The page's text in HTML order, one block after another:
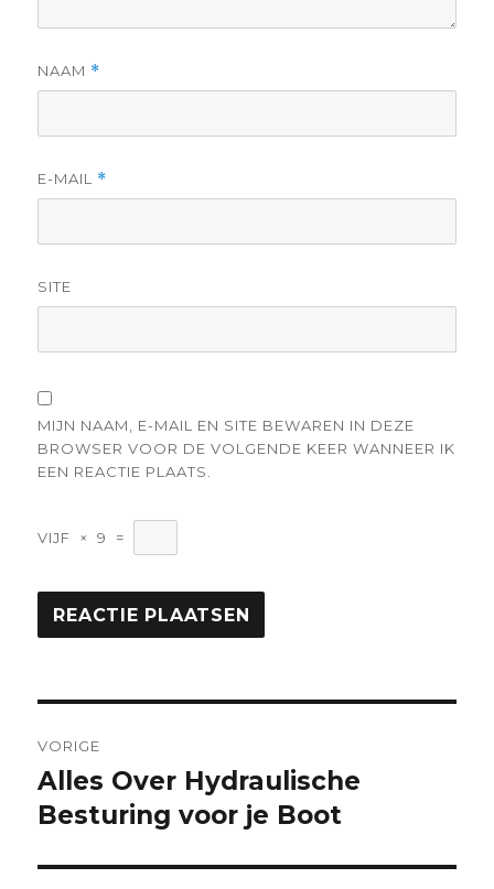
NAAM *
E-MAIL *
SITE
MIJN NAAM, E-MAIL EN SITE BEWAREN IN DEZE
BROWSER VOOR DE VOLGENDE KEER WANNEER IK
EEN REACTIE PLAATS.
VIJF × 9 =
VORIGE
Vorige
bericht:
Alles Over Hydraulische
Besturing voor je Boot